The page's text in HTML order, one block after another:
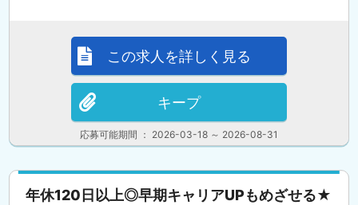
応募可能期間 ： 2026-03-18 ～ 2026-08-31
この求人を詳しく見る
キープ
年休120日以上◎早期キャリアUPもめざせる★